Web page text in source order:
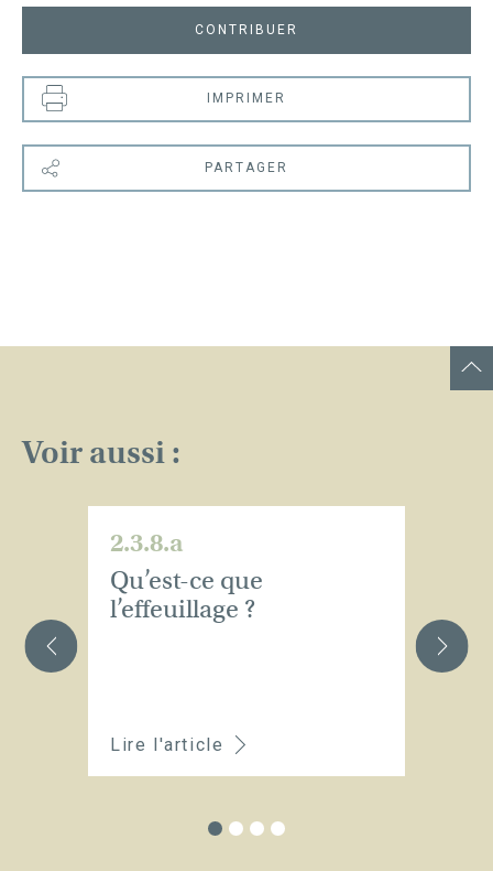
CONTRIBUER
IMPRIMER
PARTAGER
Voir aussi :
2.3.8.a
Qu’est-ce que
l’effeuillage ?
Lire l'article